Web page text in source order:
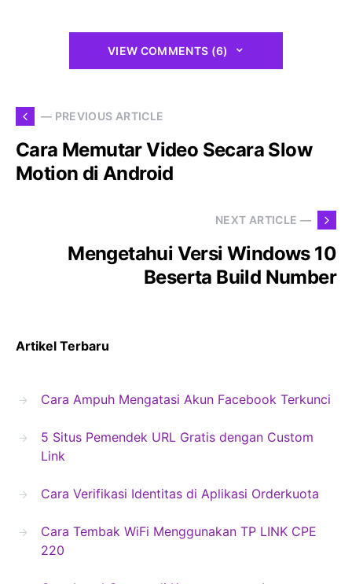
VIEW COMMENTS (6)
— PREVIOUS ARTICLE
Cara Memutar Video Secara Slow
Motion di Android
NEXT ARTICLE —
Mengetahui Versi Windows 10
Beserta Build Number
Artikel Terbaru
Cara Ampuh Mengatasi Akun Facebook Terkunci
5 Situs Pemendek URL Gratis dengan Custom
Link
Cara Verifikasi Identitas di Aplikasi Orderkuota
Cara Tembak WiFi Menggunakan TP LINK CPE
220